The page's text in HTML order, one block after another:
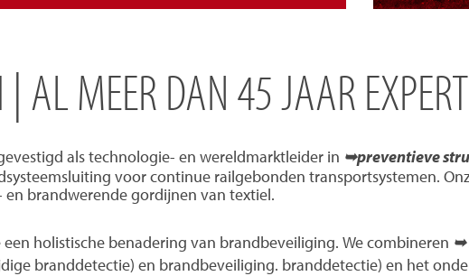
| AL MEER DAN 45 JAAR
als technologie- en wereldmarktleider in ➥preventieve
voor continue railgebonden transportsystemen.
brandwerende gordijnen van textiel.
holistische benadering van brandbeveiliging. We combineren ➥
branddetectie) en brandbeveiliging. branddetectie) en het